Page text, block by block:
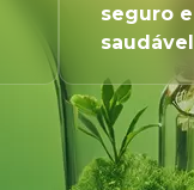
seguro e
saudável